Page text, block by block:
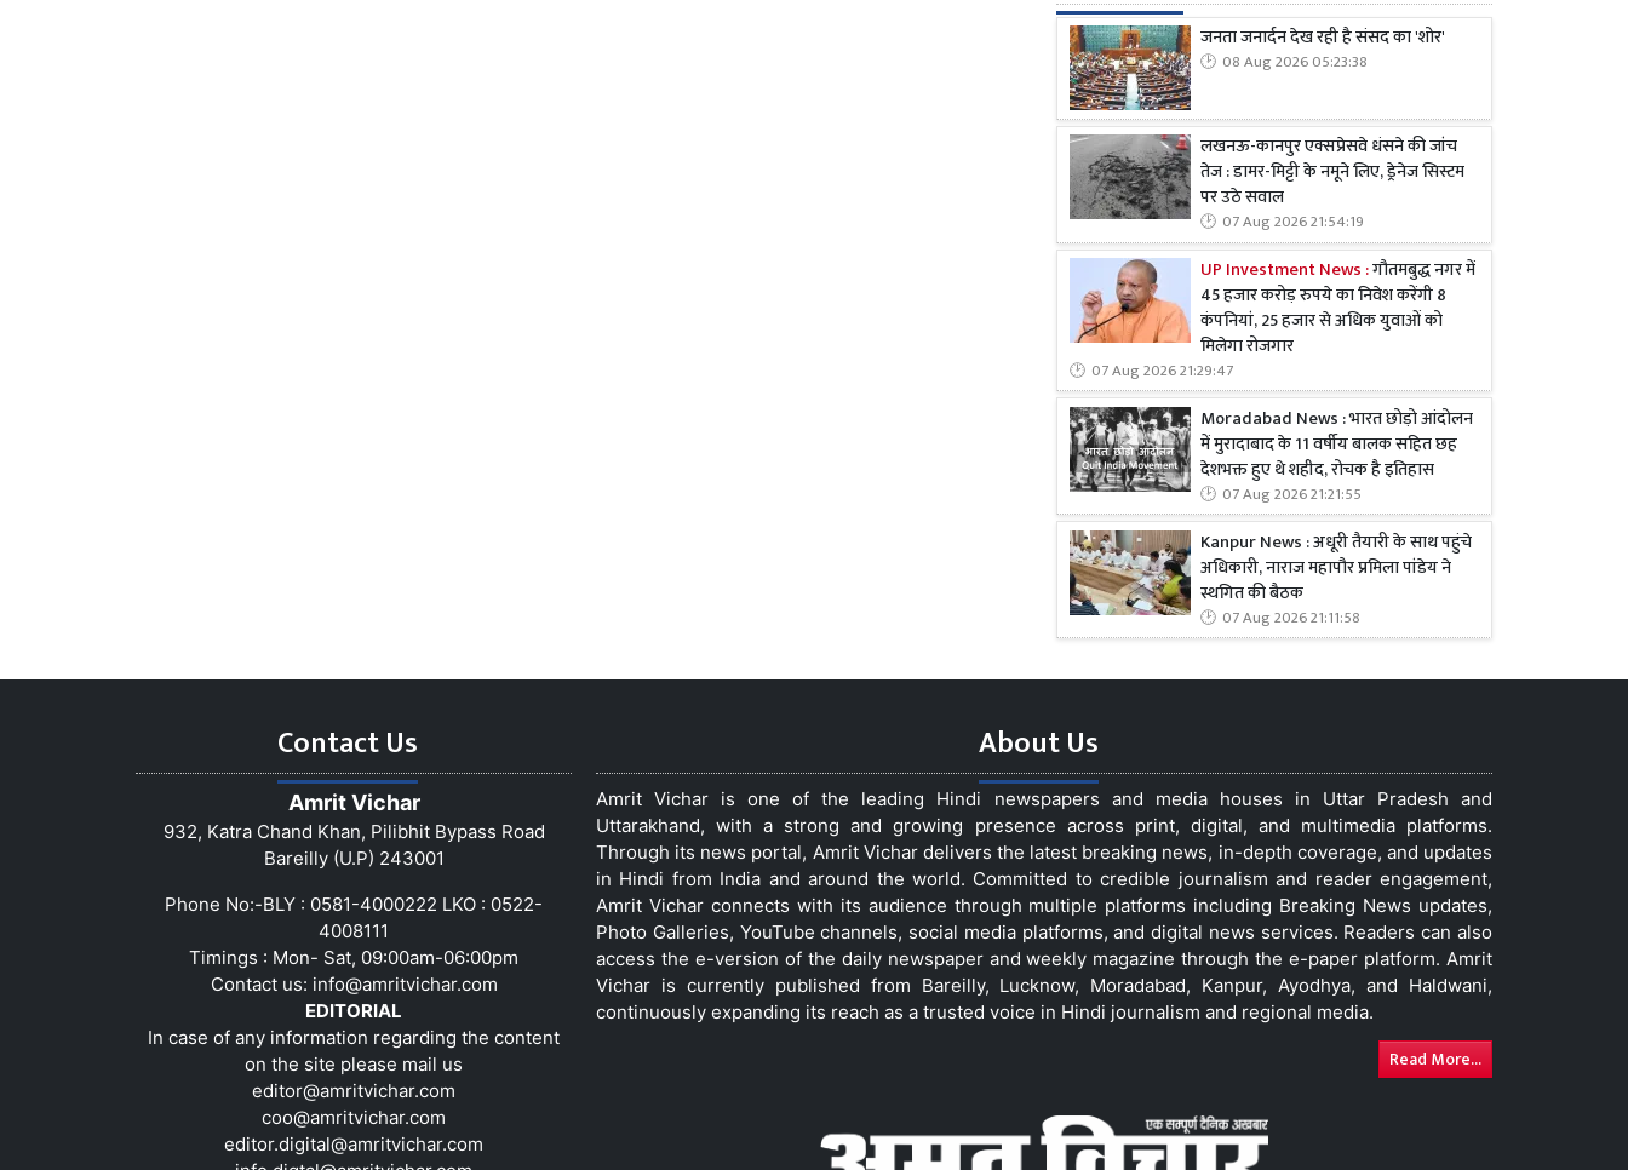
जनता जनार्दन देख रही है संसद का 'शोर'
08 Aug 2026 05:23:38
लखनऊ-कानपुर एक्सप्रेसवे धंसने की जांच
तेज : डामर-मिट्टी के नमूने लिए, ड्रेनेज सिस्टम
पर उठे सवाल
07 Aug 2026 21:54:19
UP Investment News :गौतमबुद्ध नगर में
45 हजार करोड़ रुपये का निवेश करेंगी 8
कंपनियां, 25 हजार से अधिक युवाओं को
मिलेगा रोजगार
07 Aug 2026 21:29:47
Moradabad News : भारत छोड़ो आंदोलन
में मुरादाबाद के 11 वर्षीय बालक सहित छह
देशभक्त हुए थे शहीद, रोचक है इतिहास
07 Aug 2026 21:21:55
Kanpur News : अधूरी तैयारी के साथ पहुंचे
अधिकारी, नाराज महापौर प्रमिला पांडेय ने
स्थगित की बैठक
07 Aug 2026 21:11:58
Contact Us
Amrit Vichar
932, Katra Chand Khan, Pilibhit Bypass Road
Bareilly (U.P) 243001
Phone No:-BLY : 0581-4000222 LKO : 0522-
4008111
Timings : Mon- Sat, 09:00am-06:00pm
Contact us: info@amritvichar.com
EDITORIAL
In case of any information regarding the content
on the site please mail us
editor@amritvichar.com
coo@amritvichar.com
editor.digital@amritvichar.com
About Us
Amrit Vichar is one of the leading Hindi newspapers and media houses in Uttar Pradesh and
Uttarakhand, with a strong and growing presence across print, digital, and multimedia platforms.
Through its news portal, Amrit Vichar delivers the latest breaking news, in-depth coverage, and updates
in Hindi from India and around the world. Committed to credible journalism and reader engagement,
Amrit Vichar connects with its audience through multiple platforms including Breaking News updates,
Photo Galleries, YouTube channels, social media platforms, and digital news services. Readers can also
access the e-version of the daily newspaper and weekly magazine through the e-paper platform. Amrit
Vichar is currently published from Bareilly, Lucknow, Moradabad, Kanpur, Ayodhya, and Haldwani,
continuously expanding its reach as a trusted voice in Hindi journalism and regional media.
Read More...